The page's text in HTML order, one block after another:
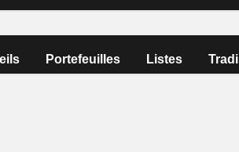
Portefeuilles Listes